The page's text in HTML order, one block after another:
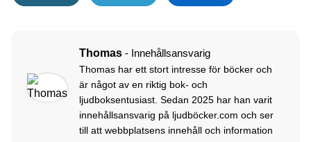
Thomas - Innehållsansvarig
Thomas har ett stort intresse för böcker och
är något av en riktig bok- och
ljudboksentusiast. Sedan 2025 har han varit
innehållsansvarig på ljudböcker.com och ser
till att webbplatsens innehåll och information